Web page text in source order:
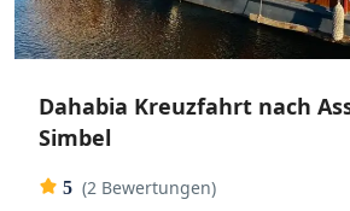
Dahabia Kreuzfahrt nach
Simbel
5 (2 Bewertungen)